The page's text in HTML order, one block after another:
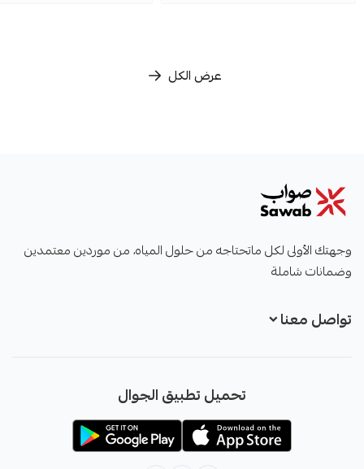
عرض الكل
وجهتك الأولى لكل ماتحتاجه من حلول المياه، من موردين معتمدين
وضمانات شاملة
تواصل معنا
info@sawab.app
تحميل تطبيق الجوال